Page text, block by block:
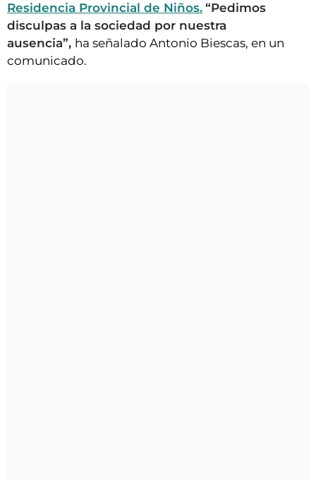
Residencia Provincial de Niños. “Pedimos
disculpas a la sociedad por nuestra
ausencia”, ha señalado Antonio Biescas, en un
comunicado.